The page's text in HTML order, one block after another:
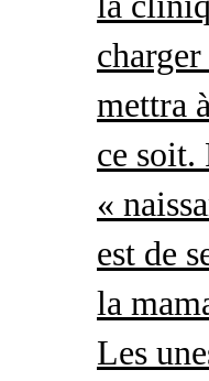
mettra
ce soit.
«
est de
la
Les